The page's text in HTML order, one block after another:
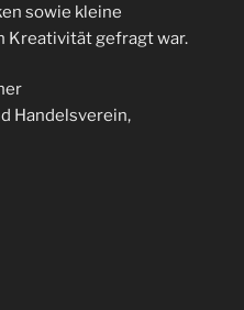
sowie kleine
Kreativität gefragt war.
Handelsverein,